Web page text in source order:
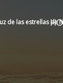
de las estrellas de